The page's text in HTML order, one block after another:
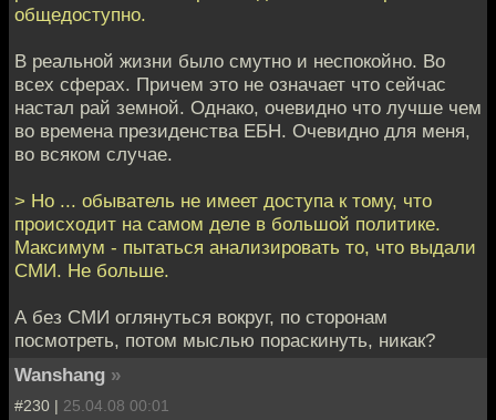
общедоступно.
В реальной жизни было смутно и неспокойно. Во
всех сферах. Причем это не означает что сейчас
настал рай земной. Однако, очевидно что лучше чем
во времена президенства ЕБН. Очевидно для меня,
во всяком случае.
> Но ... обыватель не имеет доступа к тому, что
происходит на самом деле в большой политике.
Максимум - пытаться анализировать то, что выдали
СМИ. Не больше.
А без СМИ оглянуться вокруг, по сторонам
посмотреть, потом мыслью пораскинуть, никак?
Wanshang »
#230 | 25.04.08 00:01